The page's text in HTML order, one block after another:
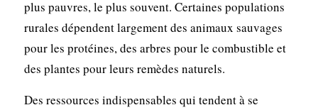
plus pauvres, le plus souvent. Certaines populations
rurales dépendent largement des animaux sauvages
pour les protéines, des arbres pour le combustible et
des plantes pour leurs remèdes naturels.
Des ressources indispensables qui tendent à se